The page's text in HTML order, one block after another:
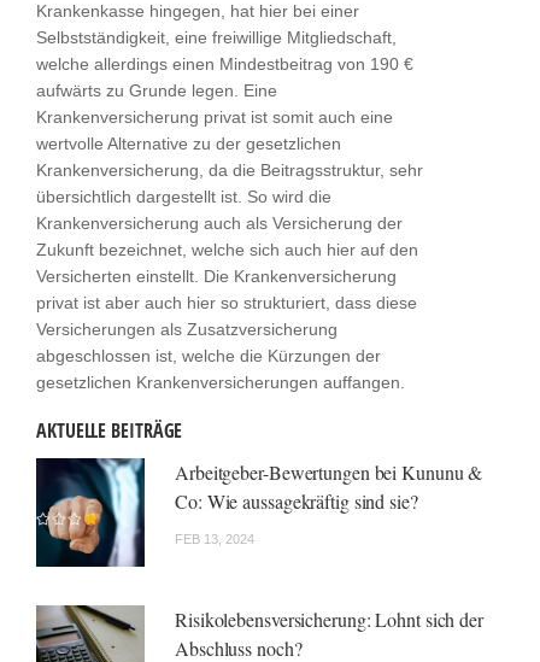
Krankenkasse hingegen, hat hier bei einer
Selbstständigkeit, eine freiwillige Mitgliedschaft,
welche allerdings einen Mindestbeitrag von 190 €
aufwärts zu Grunde legen. Eine
Krankenversicherung privat ist somit auch eine
wertvolle Alternative zu der gesetzlichen
Krankenversicherung, da die Beitragsstruktur, sehr
übersichtlich dargestellt ist. So wird die
Krankenversicherung auch als Versicherung der
Zukunft bezeichnet, welche sich auch hier auf den
Versicherten einstellt. Die Krankenversicherung
privat ist aber auch hier so strukturiert, dass diese
Versicherungen als Zusatzversicherung
abgeschlossen ist, welche die Kürzungen der
gesetzlichen Krankenversicherungen auffangen.
AKTUELLE BEITRÄGE
Arbeitgeber-Bewertungen bei Kununu &
Co: Wie aussagekräftig sind sie?
FEB 13, 2024
Risikolebensversicherung: Lohnt sich der
Abschluss noch?